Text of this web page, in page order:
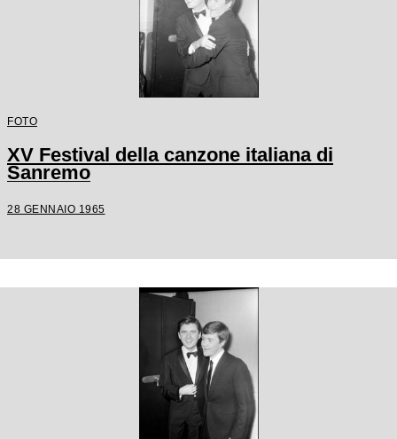
FOTO
XV Festival della canzone italiana di
Sanremo
28 GENNAIO 1965